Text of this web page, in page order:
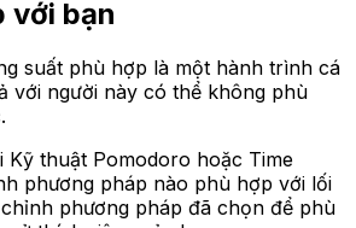
với bạn
suất phù hợp là một hành trình cá
với người này có thể không phù
Kỹ thuật Pomodoro hoặc Time
phương pháp nào phù hợp với lối
phương pháp đã chọn để phù